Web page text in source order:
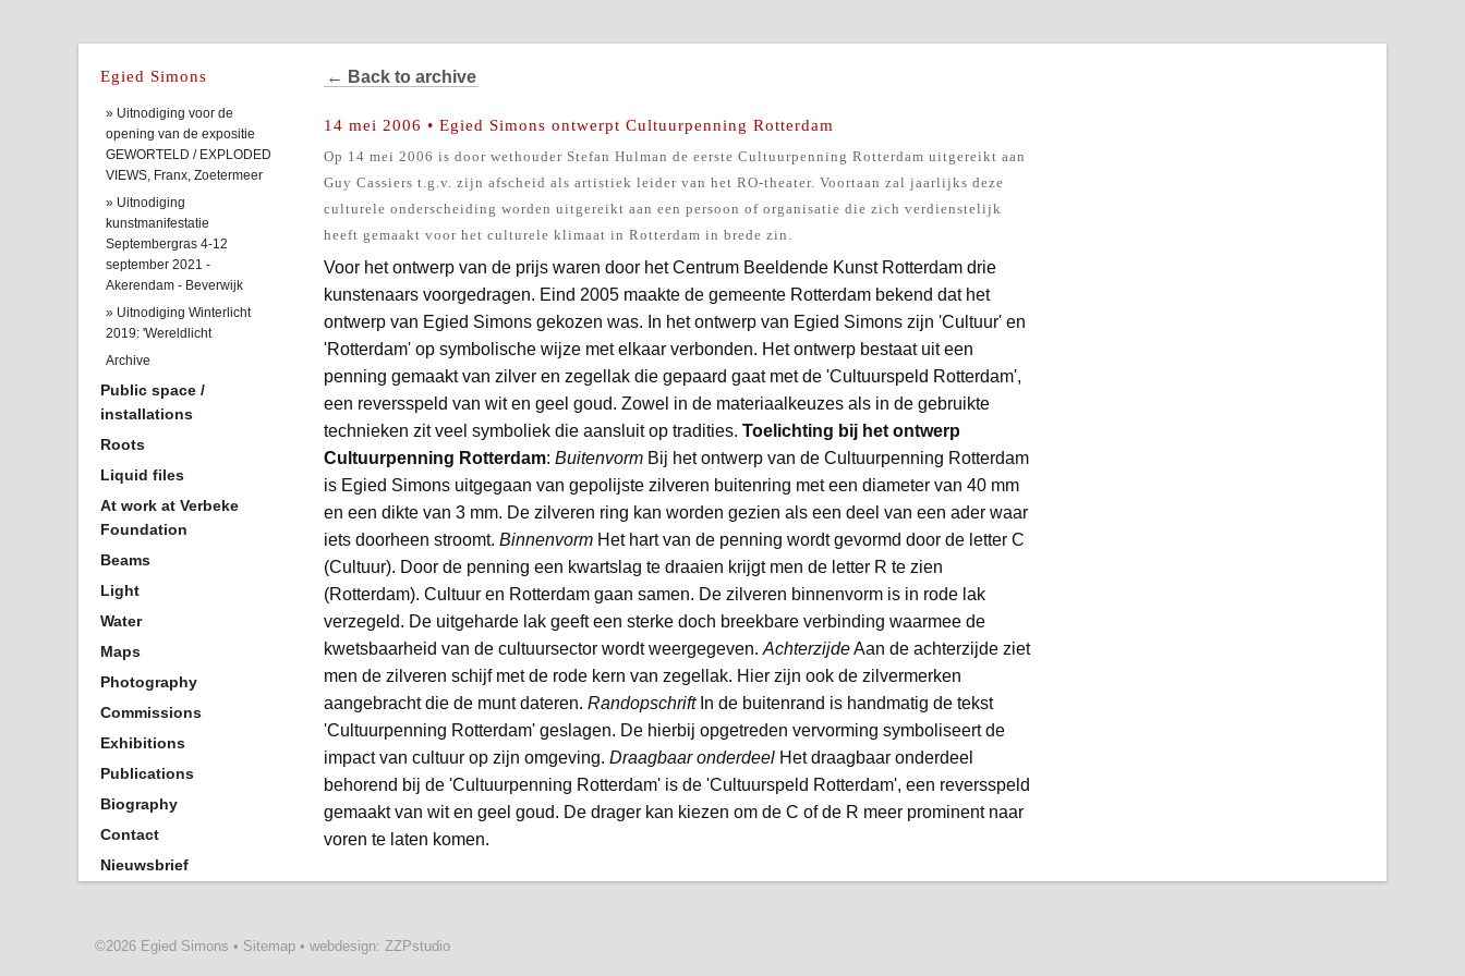
Egied Simons
» Uitnodiging voor de
opening van de expositie
GEWORTELD / EXPLODED
VIEWS, Franx, Zoetermeer
» Uitnodiging
kunstmanifestatie
Septembergras 4-12
september 2021 -
Akerendam - Beverwijk
» Uitnodiging Winterlicht
2019: 'Wereldlicht
Archive
Public space /
installations
Roots
Liquid files
At work at Verbeke
Foundation
Beams
Light
Water
Maps
Photography
Commissions
Exhibitions
Publications
Biography
Contact
Nieuwsbrief
← Back to archive
14 mei 2006 • Egied Simons ontwerpt Cultuurpenning Rotterdam
Op 14 mei 2006 is door wethouder Stefan Hulman de eerste Cultuurpenning Rotterdam uitgereikt aan
Guy Cassiers t.g.v. zijn afscheid als artistiek leider van het RO-theater. Voortaan zal jaarlijks deze
culturele onderscheiding worden uitgereikt aan een persoon of organisatie die zich verdienstelijk
heeft gemaakt voor het culturele klimaat in Rotterdam in brede zin.
Voor het ontwerp van de prijs waren door het Centrum Beeldende Kunst Rotterdam drie
kunstenaars voorgedragen. Eind 2005 maakte de gemeente Rotterdam bekend dat het
ontwerp van Egied Simons gekozen was. In het ontwerp van Egied Simons zijn 'Cultuur' en
'Rotterdam' op symbolische wijze met elkaar verbonden. Het ontwerp bestaat uit een
penning gemaakt van zilver en zegellak die gepaard gaat met de 'Cultuurspeld Rotterdam',
een reversspeld van wit en geel goud. Zowel in de materiaalkeuzes als in de gebruikte
technieken zit veel symboliek die aansluit op tradities. Toelichting bij het ontwerp
Cultuurpenning Rotterdam: Buitenvorm Bij het ontwerp van de Cultuurpenning Rotterdam
is Egied Simons uitgegaan van gepolijste zilveren buitenring met een diameter van 40 mm
en een dikte van 3 mm. De zilveren ring kan worden gezien als een deel van een ader waar
iets doorheen stroomt. Binnenvorm Het hart van de penning wordt gevormd door de letter C
(Cultuur). Door de penning een kwartslag te draaien krijgt men de letter R te zien
(Rotterdam). Cultuur en Rotterdam gaan samen. De zilveren binnenvorm is in rode lak
verzegeld. De uitgeharde lak geeft een sterke doch breekbare verbinding waarmee de
kwetsbaarheid van de cultuursector wordt weergegeven. AchterzijdeAan de achterzijde ziet
men de zilveren schijf met de rode kern van zegellak. Hier zijn ook de zilvermerken
aangebracht die de munt dateren. RandopschriftIn de buitenrand is handmatig de tekst
'Cultuurpenning Rotterdam' geslagen. De hierbij opgetreden vervorming symboliseert de
impact van cultuur op zijn omgeving. Draagbaar onderdeel Het draagbaar onderdeel
behorend bij de 'Cultuurpenning Rotterdam' is de 'Cultuurspeld Rotterdam', een reversspeld
gemaakt van wit en geel goud. De drager kan kiezen om de C of de R meer prominent naar
voren te laten komen.
©2026 Egied Simons • Sitemap • webdesign: ZZPstudio